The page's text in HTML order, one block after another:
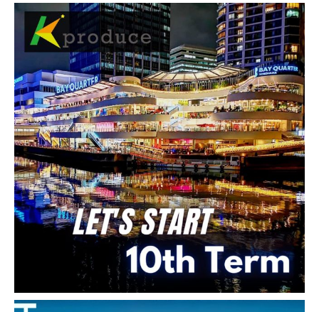
ジュエリー販売 エステサロン経営 他 ご利用
サービス ウェブ制作 URL：http://gold.hh-
itoi.com/ 特記事 […]
2017-01-30
SEO対策 導入実績・事例
【WEB制作実績紹介】群馬 太
田 ランチ カフェ パーティー｜
ハーティーカフェ（イトイ） 様
お客様名 Hearty Cafe（イトイ株式会社）
様 事業概要 飲食店経営 ブライダルジュエリ
ー販売 エステサロン経営 他 ご利用サービス
ウェブ制作 URL：http://cafe.hh-itoi.com/ 特
記事 […]